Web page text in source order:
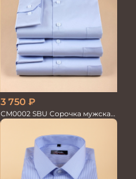
3 750 ₽
CM0002 SBU Сорочка мужская
голубая